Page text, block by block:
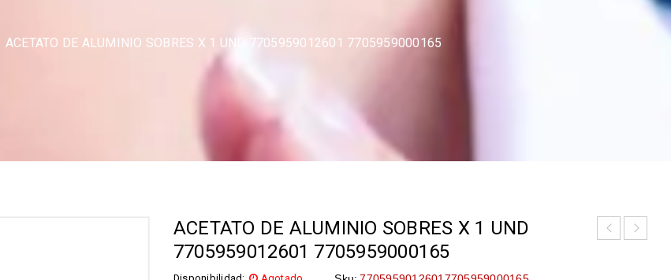
ACETATO DE ALUMINIO SOBRES X 1 UND 7705959012601 7705959000165
ACETATO DE ALUMINIO SOBRES X 1 UND
7705959012601 7705959000165